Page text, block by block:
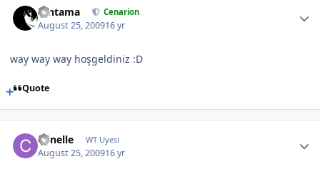
Gintama Cenarion
August 25, 200916 yr
way way way hoşgeldiniz :D
Quote
cirnelle WT Uyesi
August 25, 200916 yr